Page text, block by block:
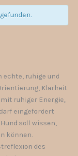
echte, ruhige und
Klarheit
ruhiger Energie,
eingefordert
soll wissen,
können.
des